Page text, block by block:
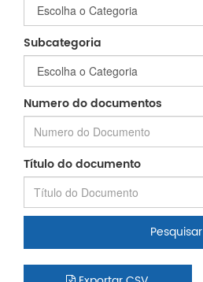
Subcategoria
Numero do documentos
Título do documento
Pesquisar